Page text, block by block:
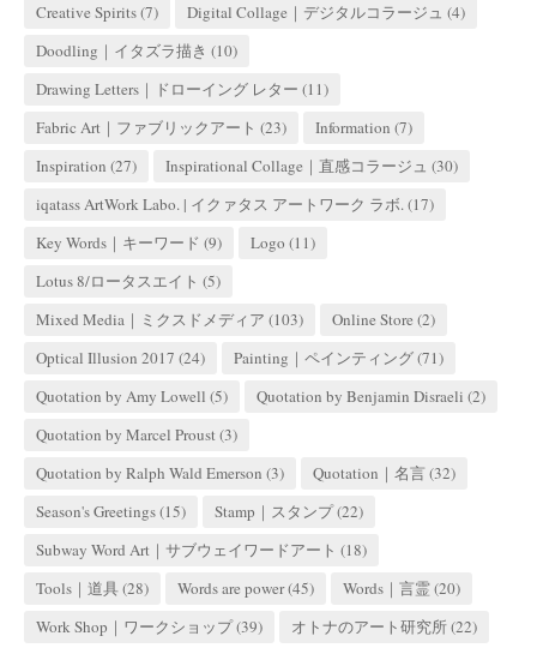
Creative Spirits(7) Digital Collage｜デジタルコラージュ (4)
Doodling｜イタズラ描き (10)
Drawing Letters｜ドローイング レター (11)
Fabric Art｜ファブリックアート (23) Information (7)
Inspiration (27) Inspirational Collage｜直感コラージュ (30)
iqatass ArtWork Labo. | イクァタス アートワーク ラボ.(17)
Key Words｜キーワード (9) Logo (11)
Lotus 8/ロータスエイト (5)
Mixed Media｜ミクスドメディア (103) Online Store (2)
Optical Illusion 2017 (24) Painting｜ペインティング(71)
Quotation by Amy Lowell (5) Quotation by Benjamin Disraeli (2)
Quotation by Marcel Proust(3)
Quotation by Ralph Wald Emerson (3) Quotation｜名言(32)
Season's Greetings(15) Stamp｜スタンプ(22)
Subway Word Art｜サブウェイワードアート (18)
Tools｜道具(28) Words are power(45) Words｜言霊(20)
Work Shop｜ワークショップ(39) オトナのアート研究所(22)